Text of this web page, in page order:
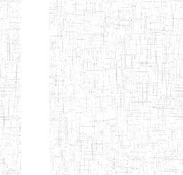
NACHO
TECHNICAL
TEACHER
TRAINING
INSTITUTE
SAINT
ANDREW'S BTTC